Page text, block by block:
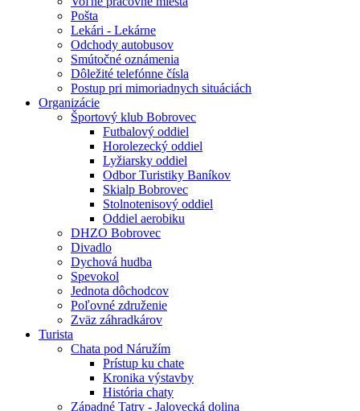
Pošta
Lekári - Lekárne
Odchody autobusov
Smútočné oznámenia
Dôležité telefónne čísla
Postup pri mimoriadnych situáciách
Organizácie
Športový klub Bobrovec
Futbalový oddiel
Horolezecký oddiel
Lyžiarsky oddiel
Odbor Turistiky Baníkov
Skialp Bobrovec
Stolnotenisový oddiel
Oddiel aerobiku
DHZO Bobrovec
Divadlo
Dychová hudba
Spevokol
Jednota dôchodcov
Poľovné združenie
Zväz záhradkárov
Turista
Chata pod Náružím
Prístup ku chate
Kronika výstavby
História chaty
Západné Tatry - Jalovecká dolina